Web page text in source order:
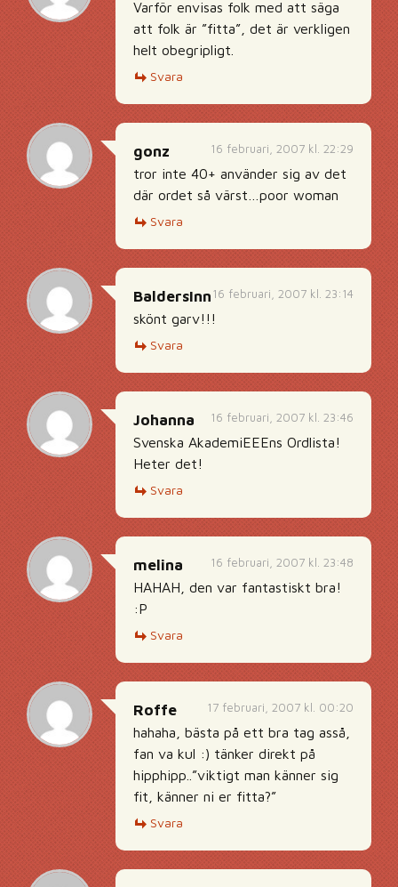
Varför envisas folk med att säga
att folk är ”fitta”, det är verkligen
helt obegripligt.
Svara
16 februari, 2007 kl. 22:29
gonz
tror inte 40+ använder sig av det
där ordet så värst…poor woman
Svara
16 februari, 2007 kl. 23:14
BaldersInn
skönt garv!!!
Svara
16 februari, 2007 kl. 23:46
Johanna
Svenska AkademiEEEns Ordlista!
Heter det!
Svara
16 februari, 2007 kl. 23:48
melina
HAHAH, den var fantastiskt bra!
:P
Svara
17 februari, 2007 kl. 00:20
Roffe
hahaha, bästa på ett bra tag asså,
fan va kul :) tänker direkt på
hipphipp..”viktigt man känner sig
fit, känner ni er fitta?”
Svara